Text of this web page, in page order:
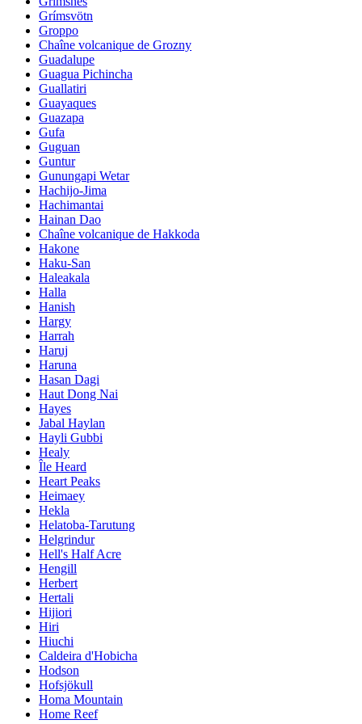
Grímsvötn
Groppo
Chaîne volcanique de Grozny
Guadalupe
Guagua Pichincha
Guallatiri
Guayaques
Guazapa
Gufa
Guguan
Guntur
Gunungapi Wetar
Hachijo-Jima
Hachimantai
Hainan Dao
Chaîne volcanique de Hakkoda
Hakone
Haku-San
Haleakala
Halla
Hanish
Hargy
Harrah
Haruj
Haruna
Hasan Dagi
Haut Dong Nai
Hayes
Jabal Haylan
Hayli Gubbi
Healy
Île Heard
Heart Peaks
Heimaey
Hekla
Helatoba-Tarutung
Helgrindur
Hell's Half Acre
Hengill
Herbert
Hertali
Hijiori
Hiri
Hiuchi
Caldeira d'Hobicha
Hodson
Hofsjökull
Homa Mountain
Home Reef